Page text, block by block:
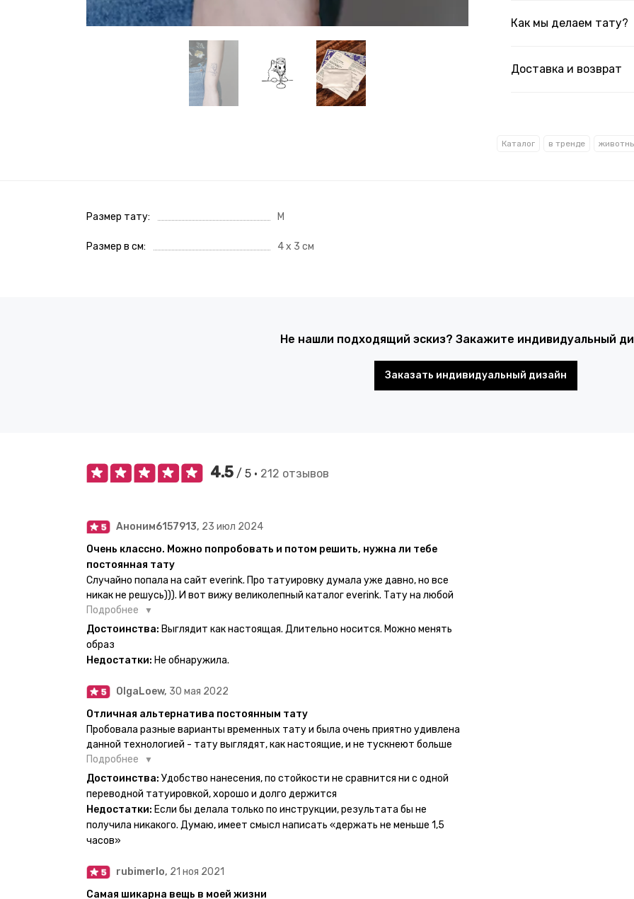
Как мы делаем тату?
Доставка и возврат
Каталог в тренде
Размер тату M
Размер в см 4 х 3 см
Не нашли подходящий эскиз? Закажите индивидуальный
Заказать индивидуальный дизайн
4.5 / 5 • 212 отзывов
Аноним6157913, 23 июл 2024
Очень классно. Можно попробовать и потом решить, нужна ли тебе
постоянная тату
Случайно попала на сайт everink. Про татуировку думала уже давно, но все
никак не решусь))). И вот вижу великолепный каталог everink. Тату на любой
вкус. Заказала и не пожалела. Супер. Выглядит как настоящая. Посмотрю как
булет ы носке. Обязательно закажу ещё.
Подробнее
Достоинства: Выглядит как настоящая. Длительно носится. Можно менять
образ
Недостатки: Не обнаружила.
OlgaLoew, 30 мая 2022
Отличная альтернатива постоянным тату
Пробовала разные варианты временных тату и была очень приятно удивлена
данной технологией - тату выглядят, как настоящие, и не тускнеют больше
недели даже несмотря на контакты с водой! На сайте очень большой выбор по
тематике и размерам, быстрая доставка. Заказывала сразу несколько штук -
осталась очень довольна. При появлении очередного рисунка у меня на руке
друзья до сих пор каждый раз уточняют, временная ли тату или я всё-таки
решила себе что-то набить :) Т. к. если следовать инструкции, то её
действительно не отличить от настоящей. Главное, не стараться перевести
вследствие чего могут плохо отпечататься какие-то части рисунка. Но это,
скажем так, риски, которые вы берёте на себя сами ;)
Подробнее
Достоинства: Удобство нанесения, по стойкости не сравнится ни с одной
переводной татуировкой, хорошо и долго держится
Недостатки: Если бы делала только по инструкции, результата бы не
получила никакого. Думаю, имеет смысл написать «держать не меньше 1,5
часов»
rubimerlo, 21 ноя 2021
Самая шикарна вещь в моей жизни